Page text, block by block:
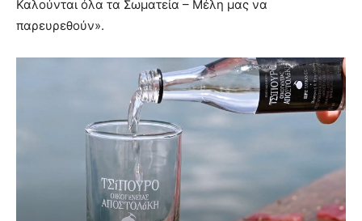
Καλούνται όλα τα Σωματεία – Μέλη μας να
παρευρεθούν».